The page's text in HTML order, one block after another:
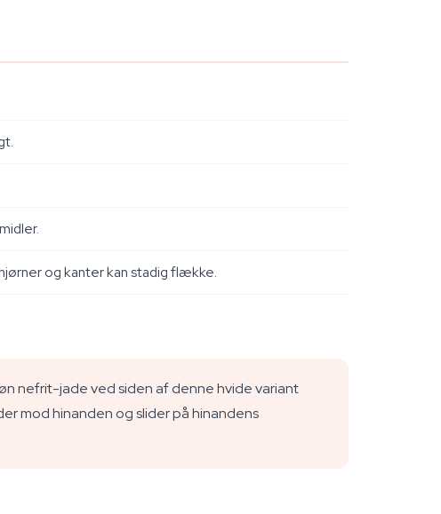
og kanter kan stadig flække.
nefrit-jade ved siden af denne hvide variant
mod hinanden og slider på hinandens